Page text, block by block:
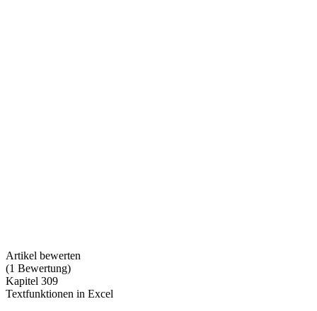
Artikel bewerten
(1 Bewertung)
Kapitel 309
Textfunktionen in Excel